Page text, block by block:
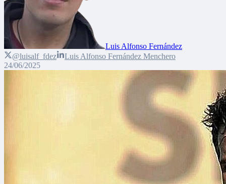
Luis Alfonso Fernández
@luisalf_fdez
Luis Alfonso Fernández Menchero
24/06/2025